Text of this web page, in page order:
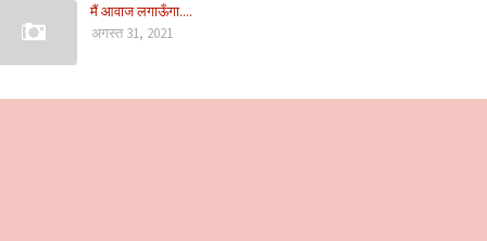
मैं आवाज लगाऊँगा....
अगस्त 31, 2021